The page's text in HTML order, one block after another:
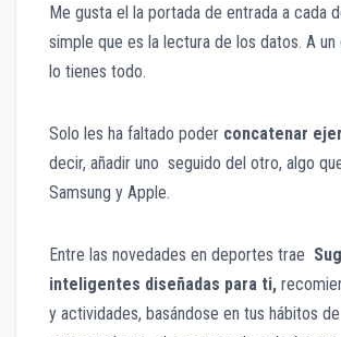
Me gusta el la portada de entrada a cada
simple que es la lectura de los datos. A
lo tienes todo.
Solo les ha faltado poder concatenar
decir, añadir uno seguido del otro, algo
Samsung y Apple.
Entre las novedades en deportes trae
inteligentes diseñadas para ti,
y actividades, basándose en tus hábitos de